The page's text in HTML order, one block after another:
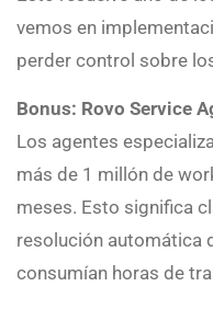
vemos en
perder control sobre
Bonus: Rovo Service
Los agentes
más de 1 millón de
meses. Esto significa
resolución automática
consumían horas de